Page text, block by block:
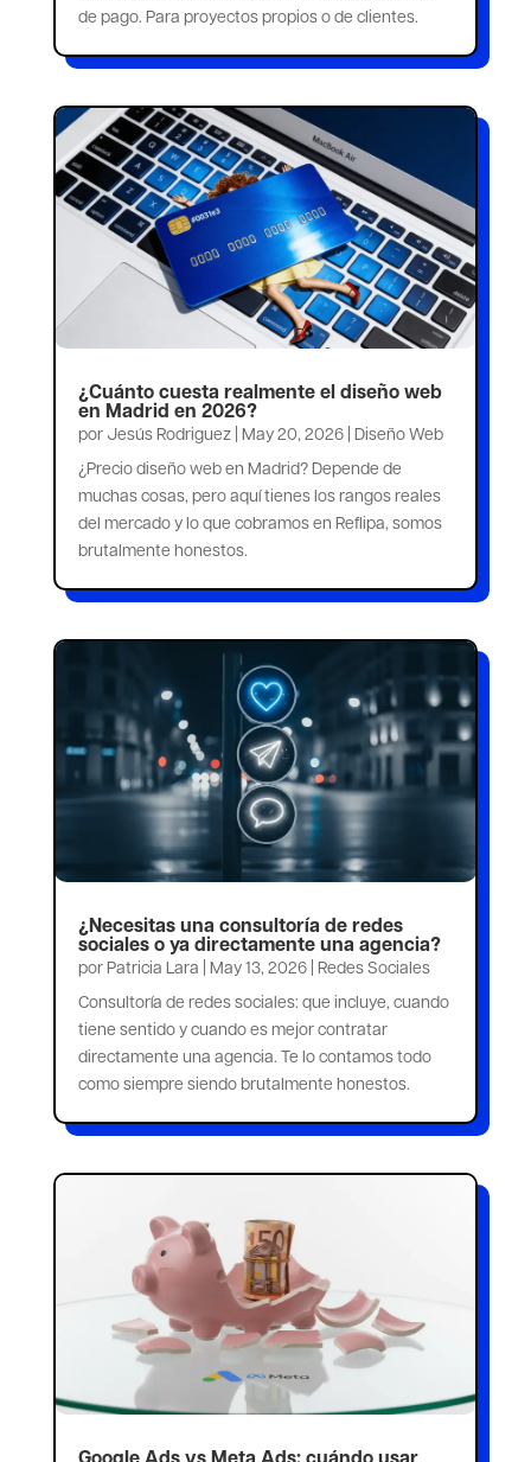
de pago. Para proyectos propios o de clientes.
¿Cuánto cuesta realmente el diseño web
en Madrid en 2026?
por Jesús Rodriguez| May 20, 2026| Diseño Web
¿Precio diseño web en Madrid? Depende de
muchas cosas, pero aquí tienes los rangos reales
del mercado y lo que cobramos en Reflipa, somos
brutalmente honestos.
¿Necesitas una consultoría de redes
sociales o ya directamente una agencia?
por Patricia Lara May 13, 2026| Redes Sociales
Consultoría de redes sociales: que incluye, cuando
tiene sentido y cuando es mejor contratar
directamente una agencia. Te lo contamos todo
como siempre siendo brutalmente honestos.